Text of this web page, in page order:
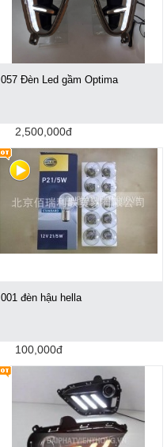
057 Đèn Led gầm Optima
2,500,000đ
001 đèn hậu hella
100,000đ